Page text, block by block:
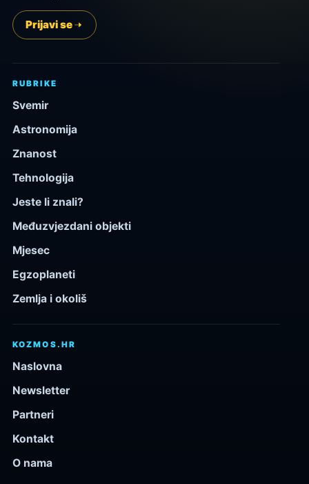
Prijavi se
RUBRIKE
Svemir
Astronomija
Znanost
Tehnologija
Jeste li znali?
Međuzvjezdani objekti
Mjesec
Egzoplaneti
Zemlja i okoliš
KOZMOS.HR
Naslovna
Newsletter
Partneri
Kontakt
O nama